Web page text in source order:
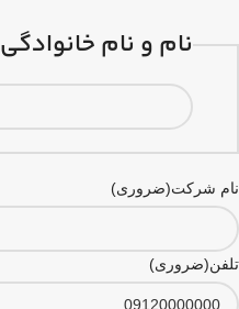
نام و نام خانوادگی
نام شرکت(ضروری)
تلفن(ضروری)